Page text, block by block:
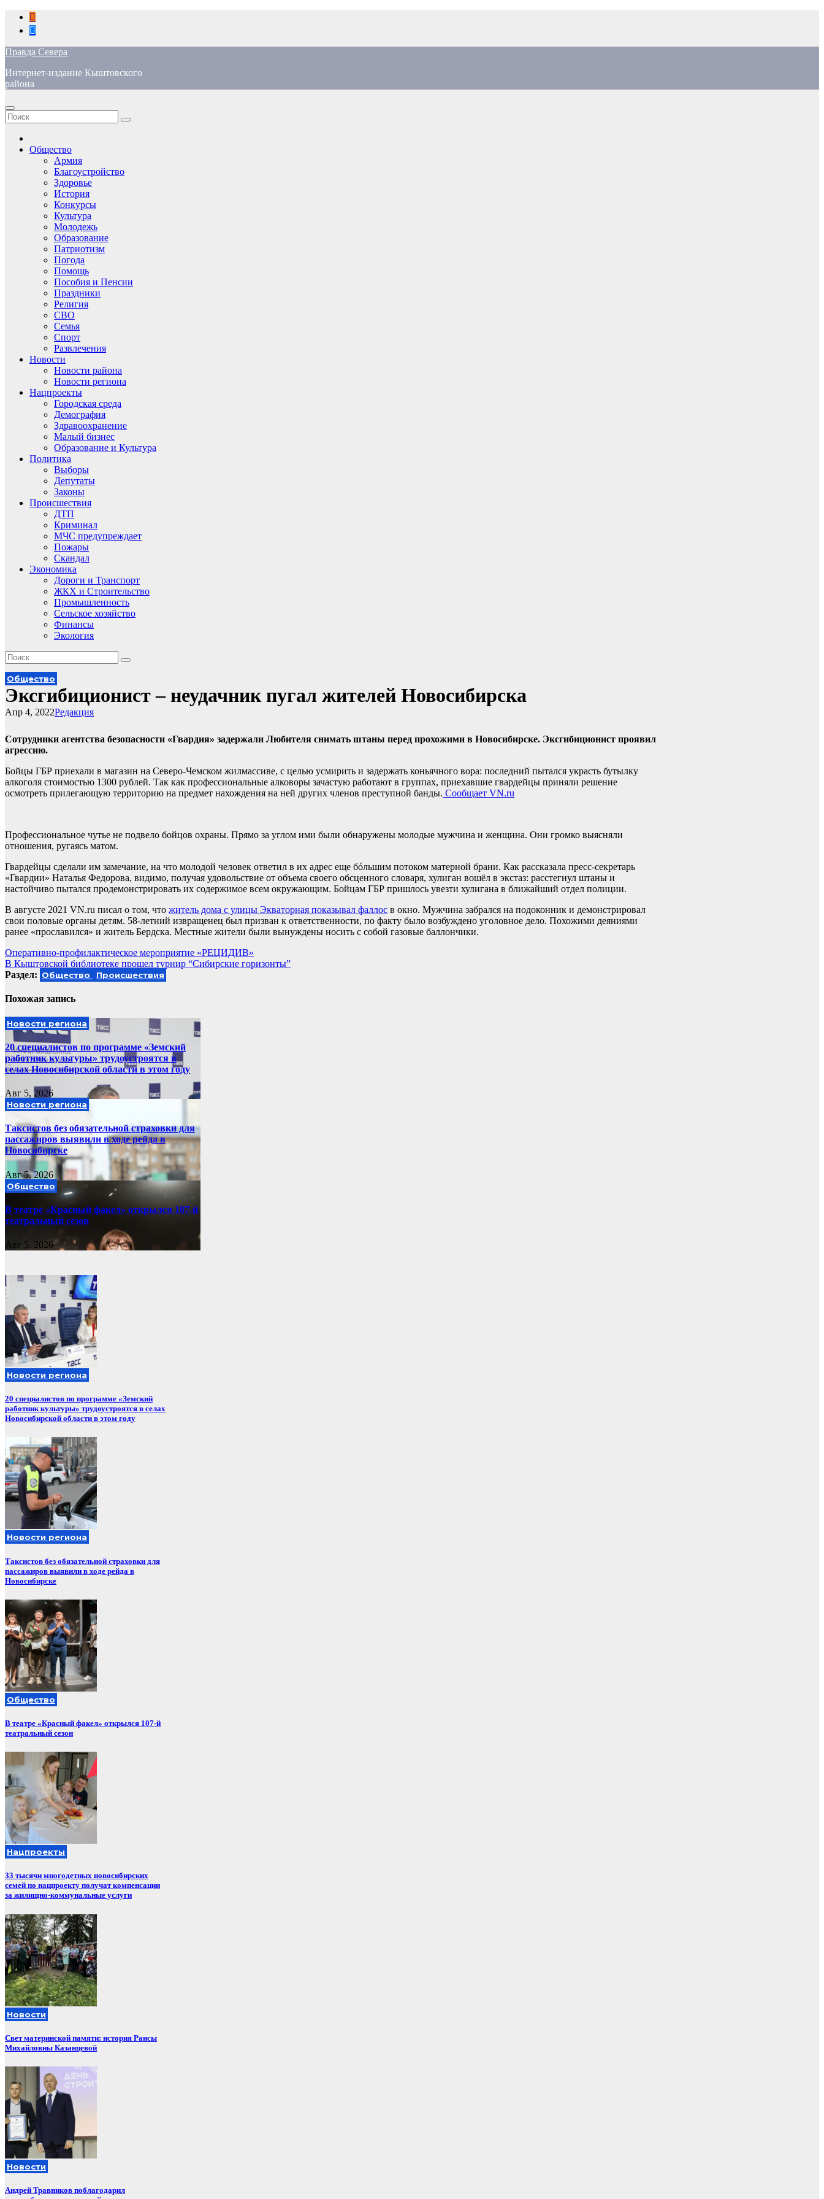
Перейти
содержимому
Правда Севера
Интернет-издание Кыштовского
района
Общество
Армия
Благоустройство
Здоровье
История
Конкурсы
Культура
Молодежь
Образование
Патриотизм
Погода
Помощь
Пособия и Пенсии
Праздники
Религия
СВО
Семья
Спорт
Развлечения
Новости
Новости района
Новости региона
Нацпроекты
Городская среда
Демография
Здравоохранение
Малый бизнес
Образование и Культура
Политика
Выборы
Депутаты
Законы
Происшествия
ДТП
Криминал
МЧС предупреждает
Пожары
Скандал
Экономика
Дороги и Транспорт
ЖКХ и Строительство
Промышленность
Сельское хозяйство
Финансы
Экология
Общество
Эксгибиционист – неудачник пугал жителей Новосибирска
Редакция
Апр 4, 2022
Сотрудники агентства безопасности «Гвардия» задержали Любителя снимать штаны перед прохожими в Новосибирске. Эксгибиционист проявил
агрессию.
Бойцы ГБР приехали в магазин на Северо-Чемском жилмассиве, с целью усмирить и задержать коньячного вора: последний пытался украсть бутылку
алкоголя стоимостью 1300 рублей. Так как профессиональные алковоры зачастую работают в группах, приехавшие гвардейцы приняли решение
осмотреть прилегающую территорию на предмет нахождения на ней других членов преступной банды. Сообщает VN.ru
Профессиональное чутье не подвело бойцов охраны. Прямо за углом ими были обнаружены молодые мужчина и женщина. Они громко выясняли
отношения, ругаясь матом.
Гвардейцы сделали им замечание, на что молодой человек ответил в их адрес еще бóльшим потоком матерной брани. Как рассказала пресс-секретарь
«Гвардии» Наталья Федорова, видимо, получая удовольствие от объема своего обсценного словаря, хулиган вошёл в экстаз: расстегнул штаны и
настойчиво пытался продемонстрировать их содержимое всем окружающим. Бойцам ГБР пришлось увезти хулигана в ближайший отдел полиции.
В августе 2021 VN.ru писал о том, что житель дома с улицы Экваторная показывал фаллос в окно. Мужчина забрался на подоконник и демонстрировал
свои половые органы детям. 58-летний извращенец был призван к ответственности, по факту было возбуждено уголовное дело. Похожими деяниями
ранее «прославился» и житель Бердска. Местные жители были вынуждены носить с собой газовые баллончики.
Навигация
по
Оперативно-профилактическое мероприятие «РЕЦИДИВ»
В Кыштовской библиотеке прошел турнир “Сибирские горизонты”
Раздел: Общество Происшествия
Похожая запись
Новости региона
20 специалистов по программе «Земский
работник культуры» трудоустроятся в
селах Новосибирской области в этом году
Авг 5, 2026
Новости региона
Таксистов без обязательной страховки для
пассажиров выявили в ходе рейда в
Новосибирске
Авг 5, 2026
Общество
В театре «Красный факел» открылся 107-й
театральный сезон
Авг 5, 2026
Новости региона
20 специалистов по программе «Земский
работник культуры» трудоустроятся в селах
Новосибирской области в этом году
Новости региона
Таксистов без обязательной страховки для
пассажиров выявили в ходе рейда в
Новосибирске
Общество
В театре «Красный факел» открылся 107-й
театральный сезон
Нацпроекты
33 тысячи многодетных новосибирских
семей по нацпроекту получат компенсации
за жилищно-коммунальные услуги
Новости
Свет материнской памяти: история Раисы
Михайловны Казанцевой
Новости
Андрей Травников поблагодарил